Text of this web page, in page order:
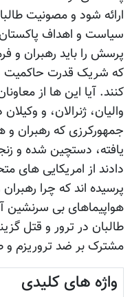
ارائه شود و مصونیت
سیاست و اهداف
پرسش را باید رهبران و
که شریک قدرت حاکمیت
کنند. آیا این ها از
والیان، ژنرالان، و
جمهورکرزی که رهبران
یافته، دستچین شده و
دادند از امریکایی های
پرسیده اند که چرا
هواپیماهای بی
طالبان در ترور و قتل
مشترک بر ضد تروریزم و
واژه های کلیدی